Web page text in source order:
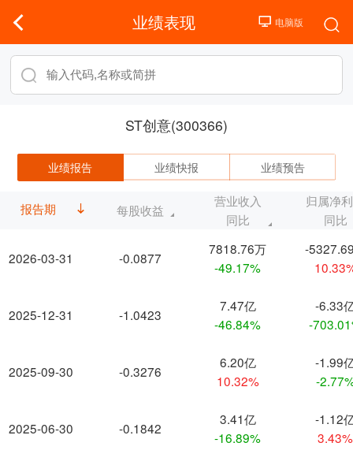
业绩表现
ST创意(300366)
业绩报告 业绩快报 业绩预告
报告期
2026-03-31
2025-12-31
2025-09-30
2025-06-30
每股收益
营业收入
同比
归属净
同比
-0.0877
7818.76万
-49.17%
-
-1.0423
7.47亿
-46.84%
-6.33
-
-0.3276
6.20亿
10.32%
-1.99
-
-0.1842
3.41亿
-16.89%
-1.12
3.43%